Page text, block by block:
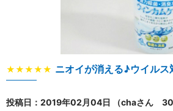
★★★★★ ニオイが消える♪ウイル
投稿日：2019年02月04日 （chaさん 30